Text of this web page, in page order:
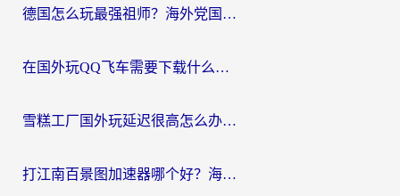
德国怎么玩最强祖师？海外党国服游戏加速器选择全攻略（附宝可梦Online实测）
在国外玩QQ飞车需要下载什么加速器呢？海外党亲测有效的国服游戏加速指南
雪糕工厂国外玩延迟很高怎么办？海外玩家国服游戏加速终极攻略（附实测推荐）
打江南百景图加速器哪个好？海外党踩坑N次后，终于找到不卡的秘诀